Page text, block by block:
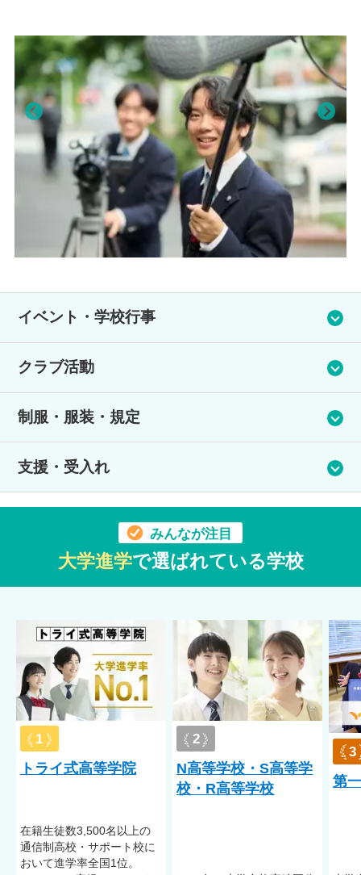
アクセス
・JR 仙台駅 徒歩5分
Pre
viou
Nex
t
イベント・学校行事
会など多数の学校行事があります！
クラブ活動
制服・服装・規定
支援・受入れ
支援体制
教員は「学習心理支援カウンセラー（公益財団法人 こども教育
支援財団認定）」の資格を保有。生徒の心理をいち早く察して
受入実績
不登校／起立性調節障害
※受入実績は、受入れを確定するものではありません。症状に
よって異なりますので、詳しくは学校へお問い合わせくださ
い。
みんなが注目
大学進学で選ばれている学校
1
トライ式高等学院
在籍⽣徒数3,500名以上の
通信制⾼校・サポート校に
おいて進学率全国1位。
2
N高等学校・S高等学
校・R高等学校
3
第